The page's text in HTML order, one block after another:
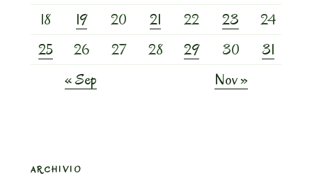
18
19 20 21 22 23
24
25
26 27 28 29 30
31
« Sep
Nov »
ARCHIVIO